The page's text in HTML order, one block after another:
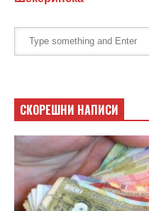
СКОРЕШНИ НАПИСИ